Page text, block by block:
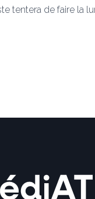
tentera de faire la